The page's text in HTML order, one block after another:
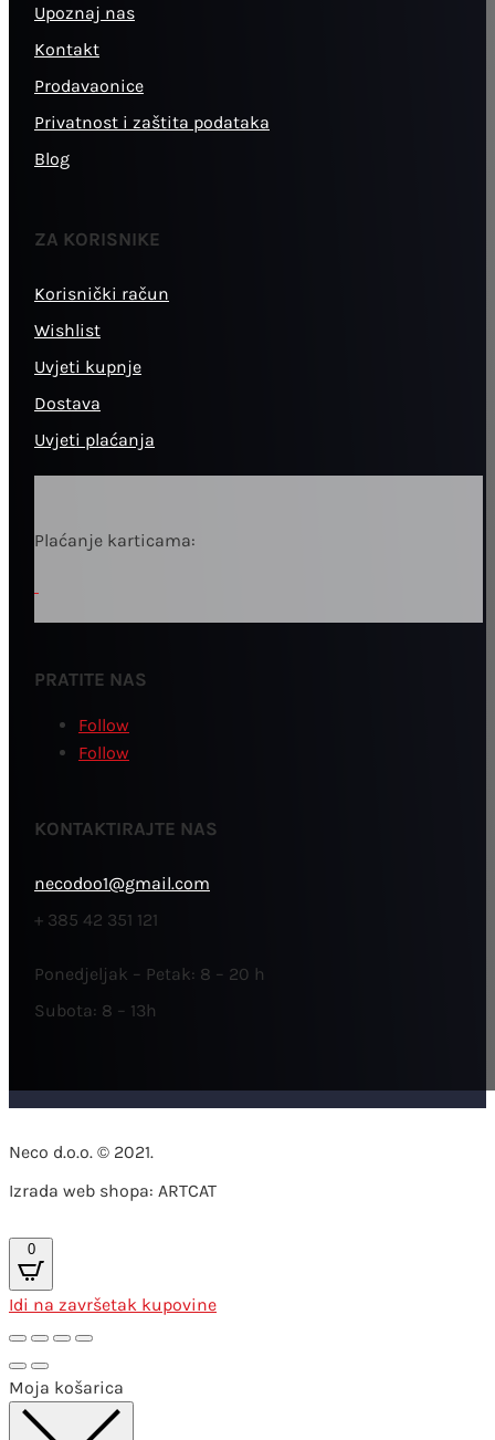
Upoznaj nas
Kontakt
Prodavaonice
Privatnost i zaštita podataka
Blog
ZA KORISNIKE
Korisnički račun
Wishlist
Uvjeti kupnje
Dostava
Uvjeti plaćanja
Plaćanje karticama:
PRATITE NAS
Follow
Follow
KONTAKTIRAJTE NAS
necodoo1@gmail.com
+ 385 42 351 121
Ponedjeljak – Petak: 8 – 20 h
Subota: 8 – 13h
Neco d.o.o. © 2021.
Izrada web shopa: ARTCAT
0
Idi na završetak kupovine
Moja košarica